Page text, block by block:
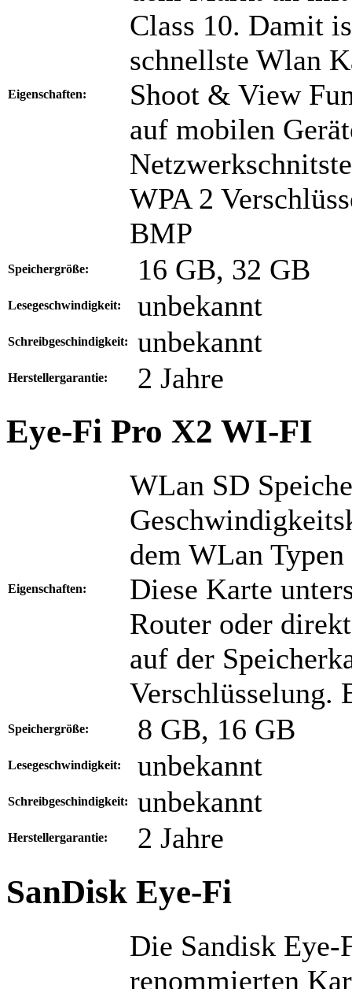
Eigenschaften:
Class 10. Damit
schnellste Wlan
Shoot & View
auf mobilen
WPA 2
BMP
Speichergröße: 16 GB, 32 GB
Lesegeschwindigkeit: unbekannt
Schreibgeschindigkeit: unbekannt
Herstellergarantie: 2 Jahre
Eye-Fi Pro X2 WI-FI
Eigenschaften:
WLan SD
dem WLan
Diese Karte
Router oder
auf der
Verschlüsselung.
Speichergröße: 8 GB, 16 GB
Lesegeschwindigkeit: unbekannt
Schreibgeschindigkeit: unbekannt
Herstellergarantie: 2 Jahre
SanDisk Eye-Fi
Die Sandisk
renommierten